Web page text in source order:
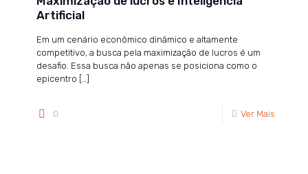
Artificial
Em um cenário econômico dinâmico e altamente
competitivo, a busca pela maximização de lucros é um
desafio. Essa busca não apenas se posiciona como o
epicentro […]
0 Ver Mais